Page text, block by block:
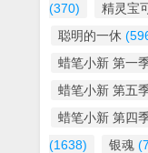
(370)
精灵宝
聪明的一休
蜡笔小新 第一
蜡笔小新 第五
蜡笔小新 第四
(1638)
银魂